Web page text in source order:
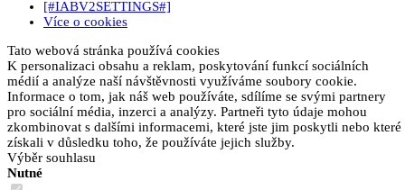
[#IABV2SETTINGS#]
Více o cookies
Tato webová stránka používá cookies
K personalizaci obsahu a reklam, poskytování funkcí sociálních
médií a analýze naší návštěvnosti využíváme soubory cookie.
Informace o tom, jak náš web používáte, sdílíme se svými partnery
pro sociální média, inzerci a analýzy. Partneři tyto údaje mohou
zkombinovat s dalšími informacemi, které jste jim poskytli nebo které
získali v důsledku toho, že používáte jejich služby.
Výběr souhlasu
Nutné